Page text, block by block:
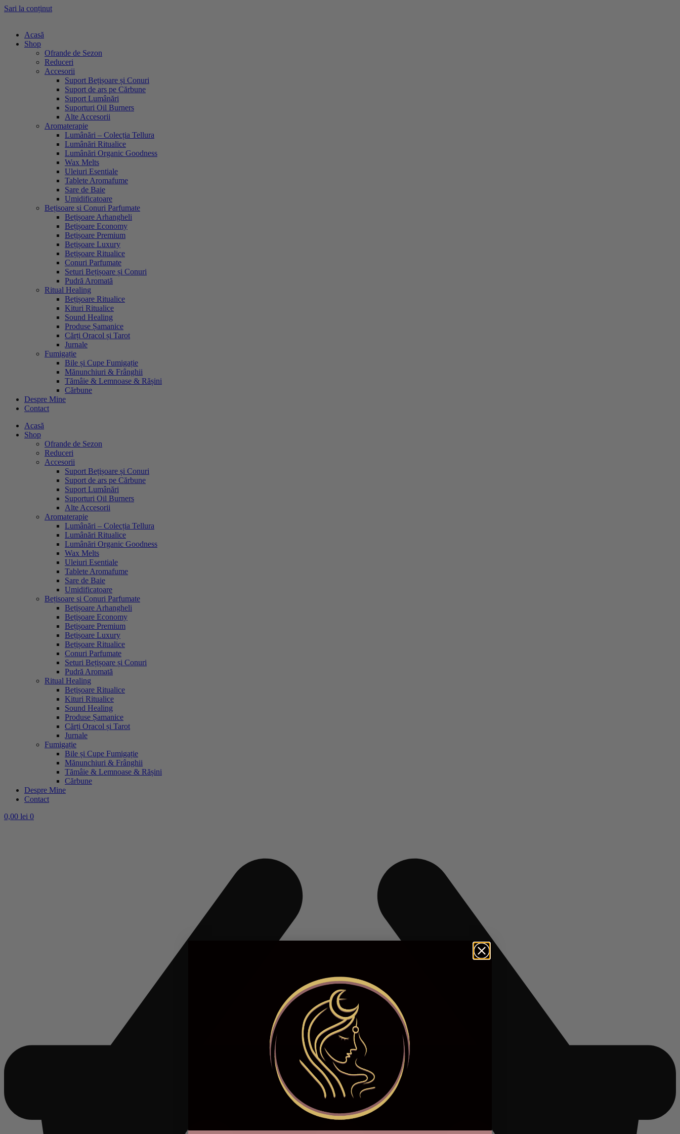
Sari la conținut
Acasă
Shop
Ofrande de Sezon
Reduceri
Accesorii
Suport Bețișoare și Conuri
Suport de ars pe Cărbune
Suport Lumânări
Suporturi Oil Burners
Alte Accesorii
Aromaterapie
Lumânări – Colecția Tellura
Lumânări Ritualice
Lumânări Organic Goodness
Wax Melts
Uleiuri Esentiale
Tablete Aromafume
Sare de Baie
Umidificatoare
Bețisoare si Conuri Parfumate
Bețișoare Arhangheli
Bețișoare Economy
Bețișoare Premium
Bețișoare Luxury
Bețișoare Ritualice
Conuri Parfumate
Seturi Bețișoare și Conuri
Pudră Aromată
Ritual Healing
Bețișoare Ritualice
Kituri Ritualice
Sound Healing
Produse Șamanice
Cărți Oracol și Tarot
Jurnale
Fumigație
Bile și Cupe Fumigație
Mănunchiuri & Frânghii
Tămâie & Lemnoase & Rășini
Cărbune
Despre Mine
Contact
Acasă
Shop
Ofrande de Sezon
Reduceri
Accesorii
Suport Bețișoare și Conuri
Suport de ars pe Cărbune
Suport Lumânări
Suporturi Oil Burners
Alte Accesorii
Aromaterapie
Lumânări – Colecția Tellura
Lumânări Ritualice
Lumânări Organic Goodness
Wax Melts
Uleiuri Esentiale
Tablete Aromafume
Sare de Baie
Umidificatoare
Bețisoare si Conuri Parfumate
Bețișoare Arhangheli
Bețișoare Economy
Bețișoare Premium
Bețișoare Luxury
Bețișoare Ritualice
Conuri Parfumate
Seturi Bețișoare și Conuri
Pudră Aromată
Ritual Healing
Bețișoare Ritualice
Kituri Ritualice
Sound Healing
Produse Șamanice
Cărți Oracol și Tarot
Jurnale
Fumigație
Bile și Cupe Fumigație
Mănunchiuri & Frânghii
Tămâie & Lemnoase & Rășini
Cărbune
Despre Mine
Contact
0,00 lei 0